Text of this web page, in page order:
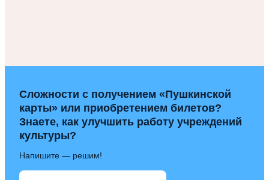
Сложности с получением «Пушкинской
карты» или приобретением билетов?
Знаете, как улучшить работу учреждений
культуры?
Напишите — решим!